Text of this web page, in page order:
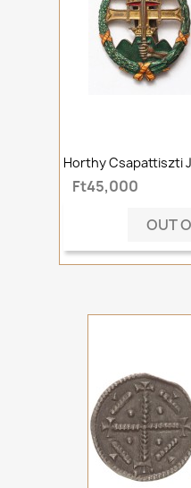
Horthy Csapattiszti
Ft45,000
OUT